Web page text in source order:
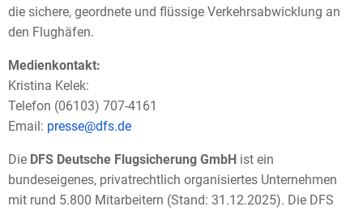
die sichere, geordnete und flüssige Verkehrsabwicklung an
den Flughäfen.
Medienkontakt:
Kristina Kelek:
Telefon (06103) 707-4161
Email: presse@dfs.de
Die DFS Deutsche Flugsicherung GmbH ist ein
bundeseigenes, privatrechtlich organisiertes Unternehmen
mit rund 5.800 Mitarbeitern (Stand: 31.12.2025). Die DFS